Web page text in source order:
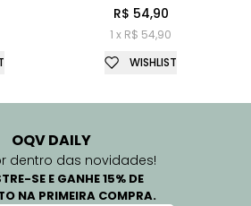
R$ 54,90
1 x R$ 54,90
WISHLIST
OQV DAILY
dentro das novidades!
SE E GANHE 15% DE
NA PRIMEIRA COMPRA.